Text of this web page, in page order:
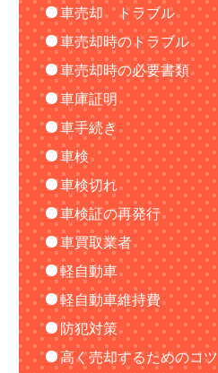
車売却 トラブル
車売却時のトラブル
車売却時の必要書類
車庫証明
車手続き
車検
車検切れ
車検証の再発行
車買取業者
軽自動車
軽自動車維持費
防犯対策
高く売却するためのコツ